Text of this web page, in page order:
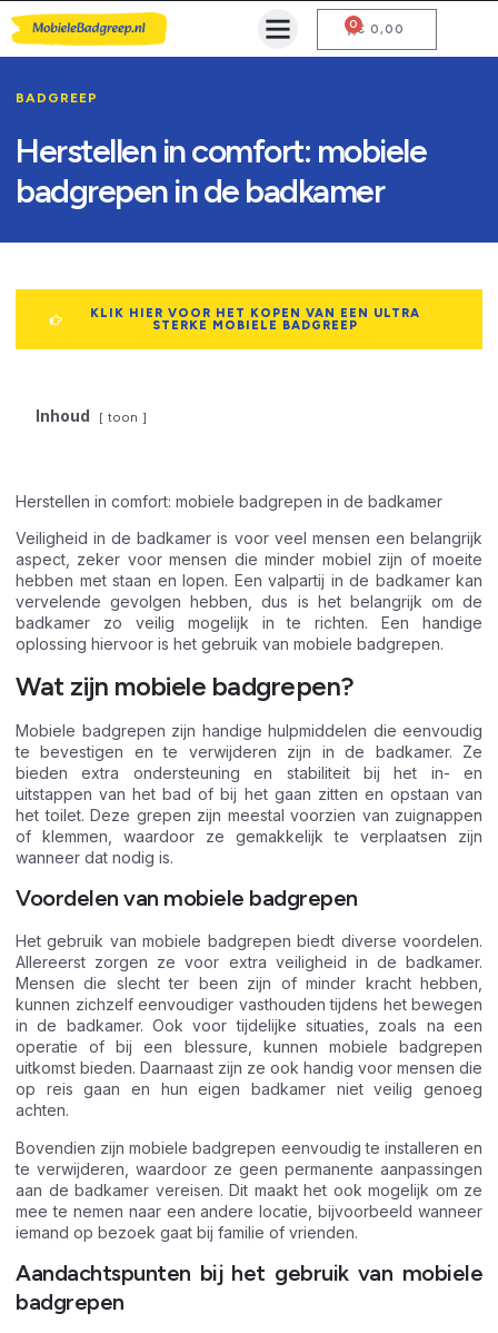
€ 0,00
0
BADGREEP
Herstellen in comfort: mobiele
badgrepen in de badkamer
KLIK HIER VOOR HET KOPEN VAN EEN ULTRA
STERKE MOBIELE BADGREEP
Inhoud toon
Herstellen in comfort: mobiele badgrepen in de badkamer
Veiligheid in de badkamer is voor veel mensen een belangrijk
aspect, zeker voor mensen die minder mobiel zijn of moeite
hebben met staan en lopen. Een valpartij in de badkamer kan
vervelende gevolgen hebben, dus is het belangrijk om de
badkamer zo veilig mogelijk in te richten. Een handige
oplossing hiervoor is het gebruik van mobiele badgrepen.
Wat zijn mobiele badgrepen?
Mobiele badgrepen zijn handige hulpmiddelen die eenvoudig
te bevestigen en te verwijderen zijn in de badkamer. Ze
bieden extra ondersteuning en stabiliteit bij het in- en
uitstappen van het bad of bij het gaan zitten en opstaan van
het toilet. Deze grepen zijn meestal voorzien van zuignappen
of klemmen, waardoor ze gemakkelijk te verplaatsen zijn
wanneer dat nodig is.
Voordelen van mobiele badgrepen
Het gebruik van mobiele badgrepen biedt diverse voordelen.
Allereerst zorgen ze voor extra veiligheid in de badkamer.
Mensen die slecht ter been zijn of minder kracht hebben,
kunnen zichzelf eenvoudiger vasthouden tijdens het bewegen
in de badkamer. Ook voor tijdelijke situaties, zoals na een
operatie of bij een blessure, kunnen mobiele badgrepen
uitkomst bieden. Daarnaast zijn ze ook handig voor mensen die
op reis gaan en hun eigen badkamer niet veilig genoeg
achten.
Bovendien zijn mobiele badgrepen eenvoudig te installeren en
te verwijderen, waardoor ze geen permanente aanpassingen
aan de badkamer vereisen. Dit maakt het ook mogelijk om ze
mee te nemen naar een andere locatie, bijvoorbeeld wanneer
iemand op bezoek gaat bij familie of vrienden.
Aandachtspunten bij het gebruik van mobiele
badgrepen